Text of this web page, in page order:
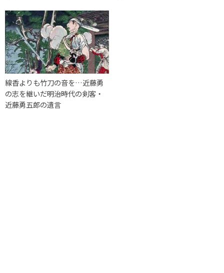
線香よりも竹刀の音を…近藤勇
の志を継いだ明治時代の剣客・
近藤勇五郎の遺言